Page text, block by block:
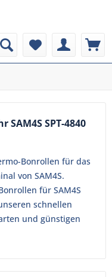
SPT-4840
Bonrollen für das
von SAM4S.
für SAM4S
schnellen
und günstigen